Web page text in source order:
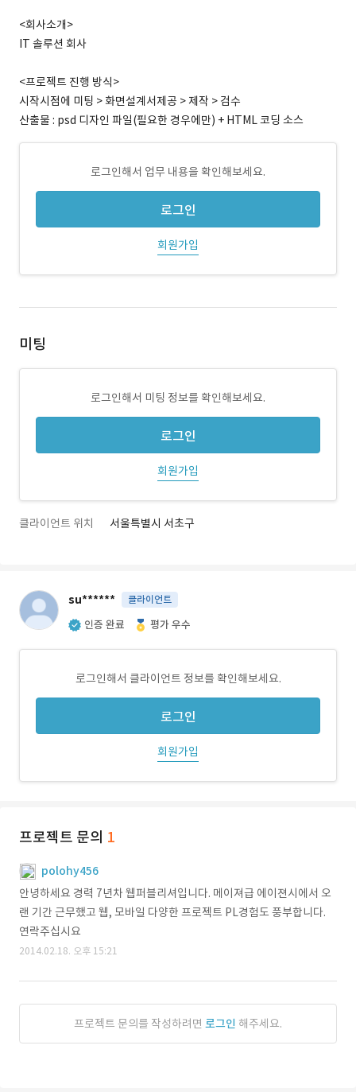
<회사소개>
IT 솔루션 회사
<프로젝트 진행 방식>
시작시점에 미팅 > 화면설계서제공 > 제작 > 검수
산출물 : psd 디자인 파일(필요한 경우에만) + HTML 코딩 소스
로그인해서 업무 내용을 확인해보세요.
로그인
회원가입
미팅
로그인해서 미팅 정보를 확인해보세요.
로그인
회원가입
클라이언트 위치 서울특별시 서초구
su****** 클라이언트
인증 완료 평가 우수
로그인해서 클라이언트 정보를 확인해보세요.
로그인
회원가입
프로젝트 문의 1
polohy456
안녕하세요 경력 7년차 웹퍼블리셔입니다. 메이져급 에이젼시에서 오
랜 기간 근무했고 웹, 모바일 다양한 프로젝트 PL경험도 풍부합니다.
연락주십시요
2014.02.18. 오후 15:21
프로젝트 문의를 작성하려면 로그인 해주세요.